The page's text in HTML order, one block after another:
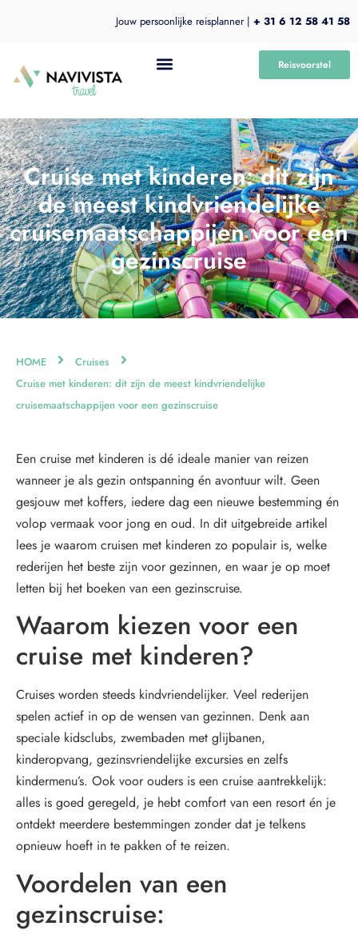
Jouw persoonlijke reisplanner | + 31 6 12 58 41 58
Reisvoorstel
Cruise met kinderen: dit zijn
de meest kindvriendelijke
cruisemaatschappijen voor een
gezinscruise
HOME
Cruises
Cruise met kinderen: dit zijn de meest kindvriendelijke
cruisemaatschappijen voor een gezinscruise
Een cruise met kinderen is dé ideale manier van reizen
wanneer je als gezin ontspanning én avontuur wilt. Geen
gesjouw met koffers, iedere dag een nieuwe bestemming én
volop vermaak voor jong en oud. In dit uitgebreide artikel
lees je waarom cruisen met kinderen zo populair is, welke
rederijen het beste zijn voor gezinnen, en waar je op moet
letten bij het boeken van een gezinscruise.
Waarom kiezen voor een
cruise met kinderen?
Cruises worden steeds kindvriendelijker. Veel rederijen
spelen actief in op de wensen van gezinnen. Denk aan
speciale kidsclubs, zwembaden met glijbanen,
kinderopvang, gezinsvriendelijke excursies en zelfs
kindermenu’s. Ook voor ouders is een cruise aantrekkelijk:
alles is goed geregeld, je hebt comfort van een resort én je
ontdekt meerdere bestemmingen zonder dat je telkens
opnieuw hoeft in te pakken of te reizen.
Voordelen van een
gezinscruise: